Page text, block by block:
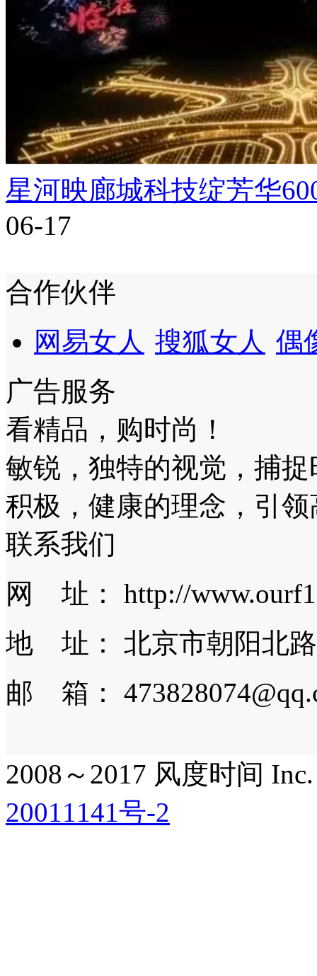
星河映廊城科技绽芳华
06-17
合作伙伴
网易女人 搜狐女人 偶
广告服务
看精品，购时尚！
敏锐，独特的视觉，捕
积极，健康的理念，引
联系我们
网 址： http://
地 址： 北京市朝阳北
邮 箱：
2008～2017 风度时间
20011141号-2